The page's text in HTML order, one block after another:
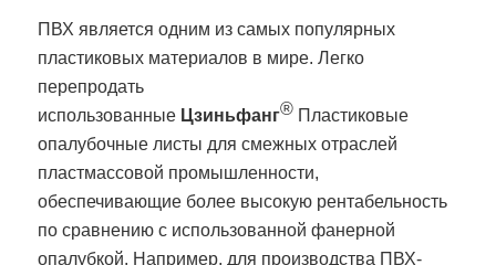
ПВХ является одним из самых популярных
пластиковых материалов в мире. Легко
перепродать
использованные Цзиньфанг® Пластиковые
опалубочные листы для смежных отраслей
пластмассовой промышленности,
обеспечивающие более высокую рентабельность
по сравнению с использованной фанерной
опалубкой. Например, для производства ПВХ-